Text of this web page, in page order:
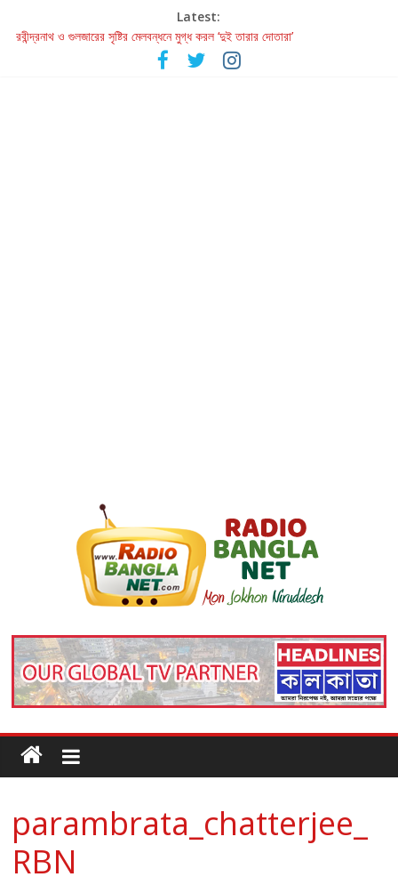
Latest:
রবীন্দ্রনাথ ও গুলজারের সৃষ্টির মেলবন্ধনে মুগ্ধ করল ‘দুই তারার দোতারা’
কলের গান থেকে রীলস্ — বাঙালির গান শোনার বিবর্তনের গল্প
জগন্নাথমঙ্গলম্ — বাংলায় প্রথমবার মঞ্চে এবার রথযাত্রার উদযাপন
parambrata_chatterjee_
RBN